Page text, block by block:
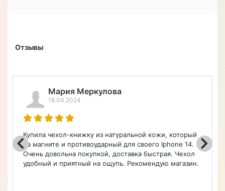
Отзывы
Мария Меркулова
18.04.2024
Купила чехол-книжку из натуральной кожи, который
на магните и противоударный для своего Iphone 14.
Очень довольна покупкой, доставка быстрая. Чехол
удобный и приятный на ощупь. Рекомендую магазин.